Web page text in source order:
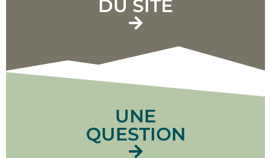
DU SITE
UNE
QUESTION